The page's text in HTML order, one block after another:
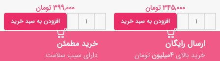
تومان
افزودن به سبد خرید
تومان
افزودن به سبد خرید
ارسال رایگان
خرید بالای4میلیون تومان
خرید مطمئن
دارای سیب سلامت